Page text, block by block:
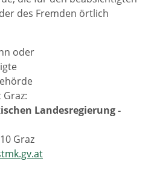
des Fremden örtlich
oder
Landesregierung -
Graz